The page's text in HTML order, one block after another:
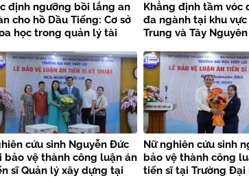
định ngưỡng bồi lắng an
cho hồ Dầu Tiếng: Cơ sở
học trong quản lý tài
Khẳng định tầm vóc
đa ngành tại khu
Trung và Tây Nguyên
cứu sinh Nguyễn Đức
bảo vệ thành công luận án
sĩ Quản lý xây dựng tại
Nữ nghiên cứu sinh
bảo vệ thành công
tiến sĩ tại Trường Đại